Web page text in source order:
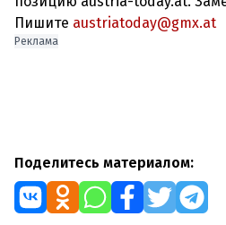
Пишите austriatoday@gmx.at
Реклама
Поделитесь материалом: